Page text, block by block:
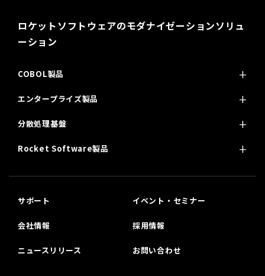
ロケットソフトウェアのモダナイゼーションソリュ
ーション
COBOL製品
エンタープライズ製品
分散処理基盤
Rocket Software製品
サポート イベント・セミナー
会社情報 採用情報
ニュースリリース お問い合わせ